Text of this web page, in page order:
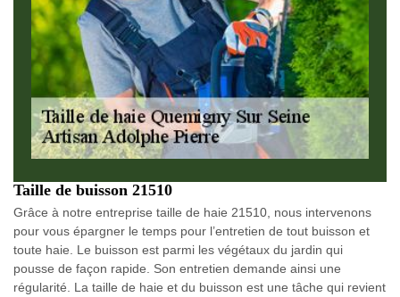
Taille de buisson 21510
Grâce à notre entreprise taille de haie 21510, nous intervenons
pour vous épargner le temps pour l’entretien de tout buisson et
toute haie. Le buisson est parmi les végétaux du jardin qui
pousse de façon rapide. Son entretien demande ainsi une
régularité. La taille de haie et du buisson est une tâche qui revient